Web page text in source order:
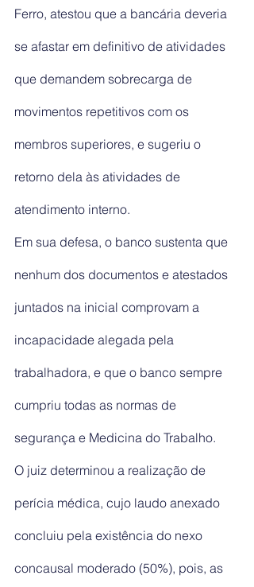
Ferro, atestou que a bancária deveria
se afastar em definitivo de atividades
que demandem sobrecarga de
movimentos repetitivos com os
membros superiores, e sugeriu o
retorno dela às atividades de
atendimento interno.
Em sua defesa, o banco sustenta que
nenhum dos documentos e atestados
juntados na inicial comprovam a
incapacidade alegada pela
trabalhadora, e que o banco sempre
cumpriu todas as normas de
segurança e Medicina do Trabalho.
O juiz determinou a realização de
perícia médica, cujo laudo anexado
concluiu pela existência do nexo
concausal moderado (50%), pois, as